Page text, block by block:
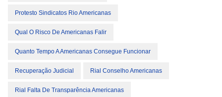
Protesto Sindicatos Rio Americanas
Qual O Risco De Americanas Falir
Quanto Tempo A Americanas Consegue Funcionar
Recuperação Judicial Rial Conselho Americanas
Rial Falta De Transparência Americanas